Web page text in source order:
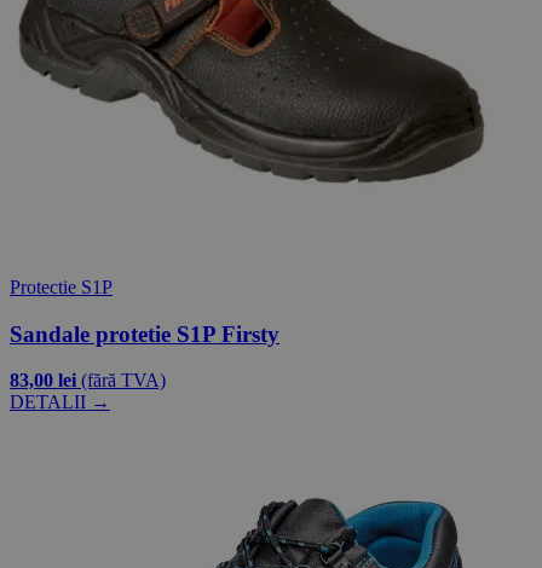
Protectie S1P
Sandale protetie S1P Firsty
83,00 lei (fără TVA)
DETALII →